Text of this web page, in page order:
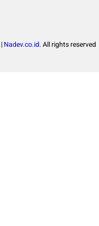
|Nadev.co.id.All rights reserved